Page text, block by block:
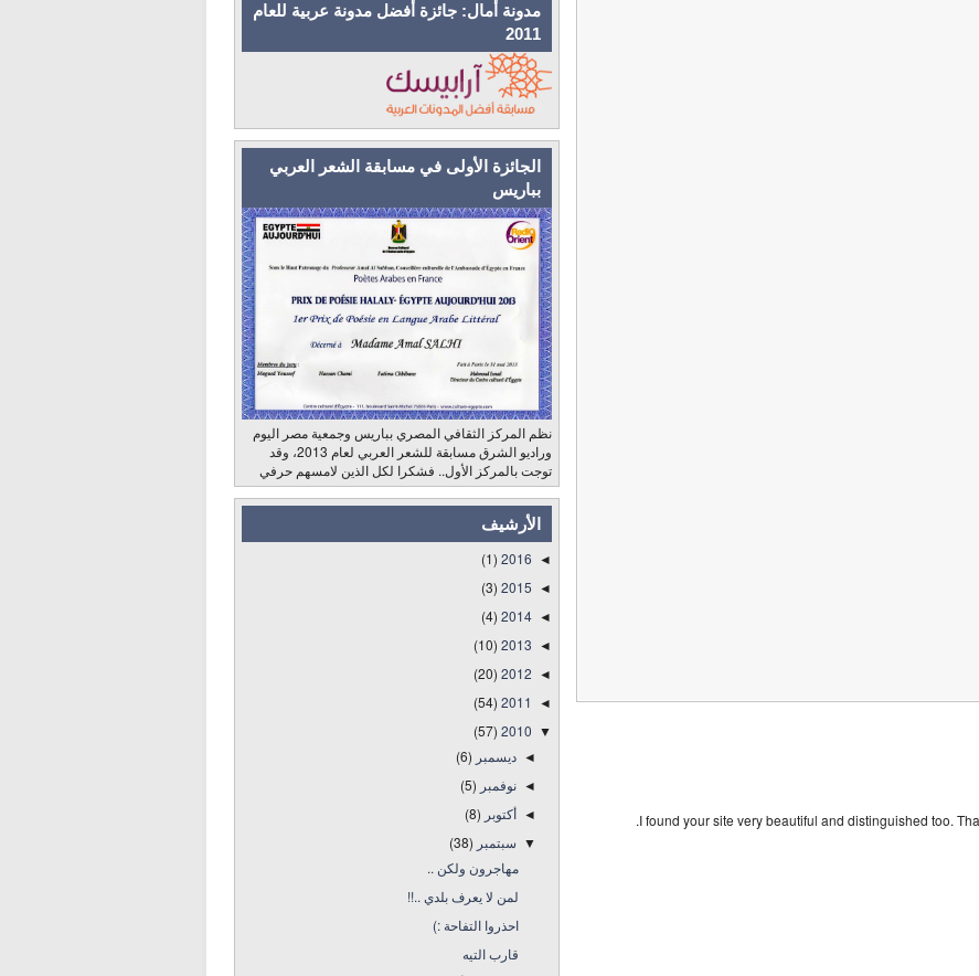
I found your site very beautiful and distinguished too.
مدونة أمال: جائزة أفضل مدونة عربية للعام
2011
الجائزة الأولى في مسابقة الشعر العربي
بباريس
نظم المركز الثقافي المصري بباريس وجمعية مصر اليوم
وراديو الشرق مسابقة للشعر العربي لعام 2013، وقد
توجت بالمركز الأول.. فشكرا لكل الذين لامسهم حرفي
الأرشيف
◄
2016
(1)
◄
2015
(3)
◄
2014
(4)
◄
2013
(10)
◄
2012
(20)
◄
2011
(54)
▼
2010
(57)
◄ديسمبر (6)
◄نوفمبر (5)
◄ أكتوبر (8)
▼ سبتمبر (38)
مهاجرون ولكن ..
لمن لا يعرف بلدي ..!!
احذروا التفاحة :)
قارب التيه